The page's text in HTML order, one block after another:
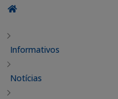
Informativos
Notícias